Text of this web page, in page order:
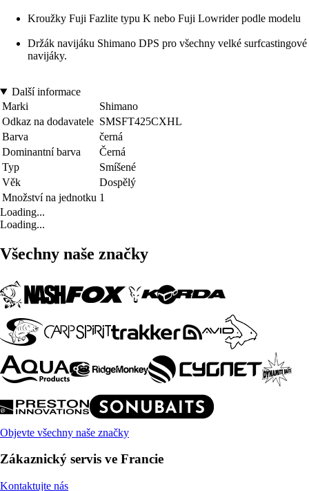
Kroužky Fuji Fazlite typu K nebo Fuji Lowrider podle modelu
Držák navijáku Shimano DPS pro všechny velké surfcastingové
navijáky.
Další informace
Marki
Shimano
Odkaz na dodavatele SMSFT425CXHL
Barva
černá
Dominantní barva
Černá
Typ
Smíšené
Věk
Dospělý
Množství na jednotku 1
Loading...
Loading...
Všechny naše značky
Objevte všechny naše značky
Zákaznický servis ve Francie
Kontaktujte nás